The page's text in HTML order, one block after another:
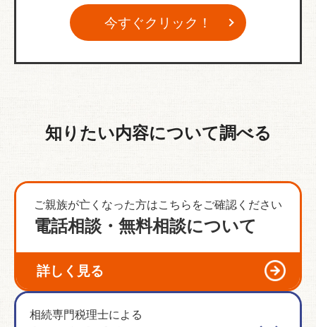
今すぐクリック！
知りたい内容について調べる
ご親族が亡くなった方はこちらをご確認ください
電話相談・無料相談について
詳しく見る
相続専門税理士による